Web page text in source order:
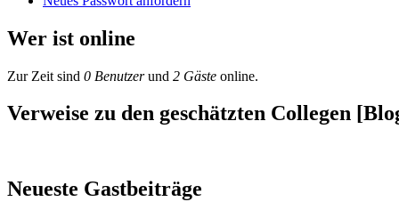
Wer ist online
Zur Zeit sind 0 Benutzerund 2 Gäste online.
Verweise zu den geschätzten Collegen
Neueste Gastbeiträge